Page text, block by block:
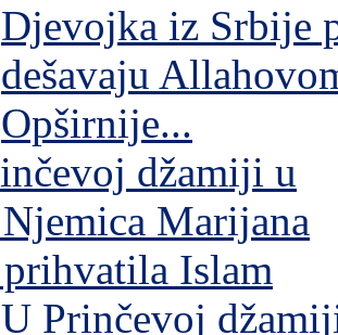
Djevojka iz Srbije
dešavaju
Opširnije...
U Prinčevoj